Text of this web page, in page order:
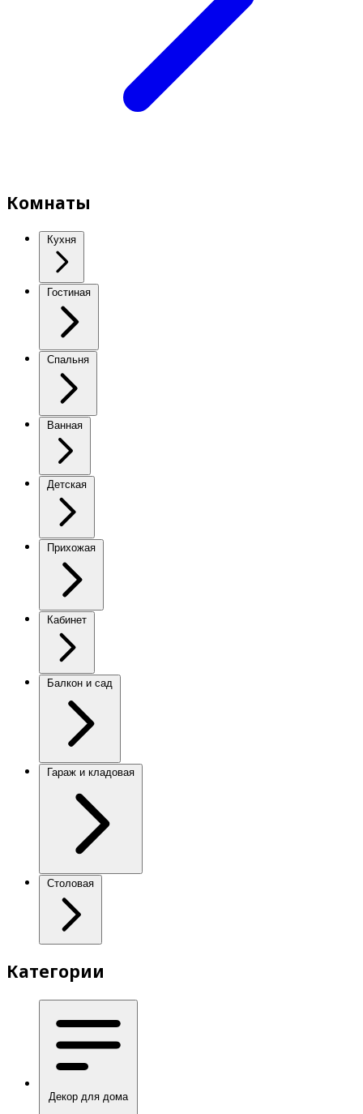
Комнаты
Кухня
Гостиная
Спальня
Ванная
Детская
Прихожая
Кабинет
Балкон и сад
Гараж и кладовая
Столовая
Категории
Декор для дома